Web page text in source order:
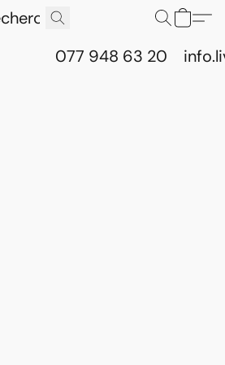
077 948 63 20